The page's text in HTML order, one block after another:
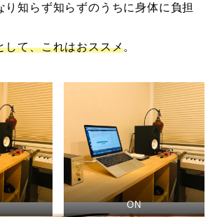
り知らず知らずのうちに身体に負担
して、これはおススメ。
ON